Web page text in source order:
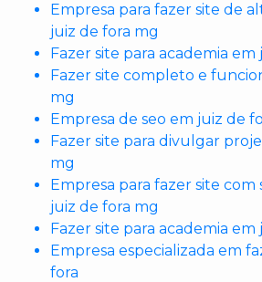
Empresa para fazer site de
juiz de fora mg
Fazer site para academia em
Fazer site completo e
mg
Empresa de seo em juiz de
Fazer site para divulgar
mg
Empresa para fazer site
juiz de fora mg
Fazer site para academia
Empresa especializada em
fora